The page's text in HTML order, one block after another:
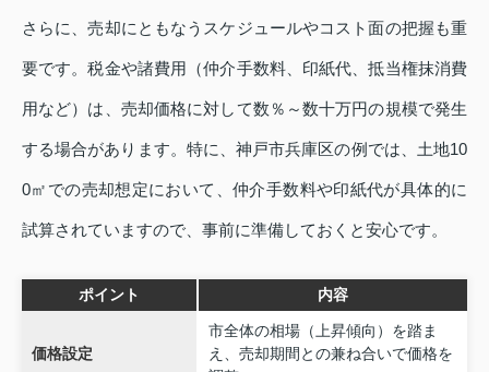
さらに、売却にともなうスケジュールやコスト面の把握も重
要です。税金や諸費用（仲介手数料、印紙代、抵当権抹消費
用など）は、売却価格に対して数％～数十万円の規模で発生
する場合があります。特に、神戸市兵庫区の例では、土地10
0㎡での売却想定において、仲介手数料や印紙代が具体的に
試算されていますので、事前に準備しておくと安心です。
ポイント 内容
価格設定
市全体の相場（上昇傾向）を踏ま
え、売却期間との兼ね合いで価格を